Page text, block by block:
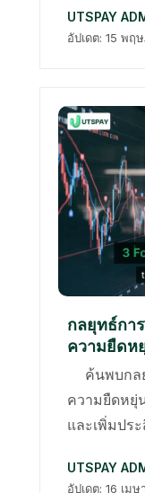
UTSPAY
อัปเดต: 15 พฤ
กลยุทธ์กา
ความยืดห
ค้นพบกล
ความยืดห
และเพิ่มปร
UTSPAY
อัปเดต: 16 เม